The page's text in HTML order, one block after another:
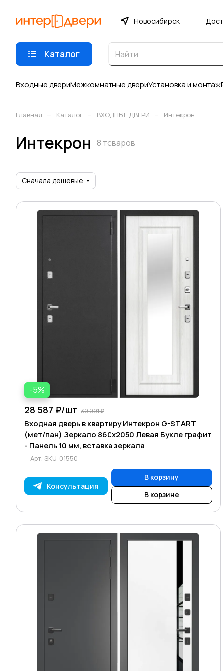
Новосибирск
Каталог
Входные двериМежкомнатные двериУстановка и монтаж
Главная – Каталог – ВХОДНЫЕ ДВЕРИ – Интекрон
Интекрон 8 товаров
Сначала дешевые
-5%
28 587 ₽/шт 30 091 ₽
Входная дверь в квартиру Интекрон G-START
(мет/пан) Зеркало 860х2050 Левая Букле графит
- Панель 10 мм, вставка зеркала
Арт. SKU-01550
Консультация
В корзину
В корзине